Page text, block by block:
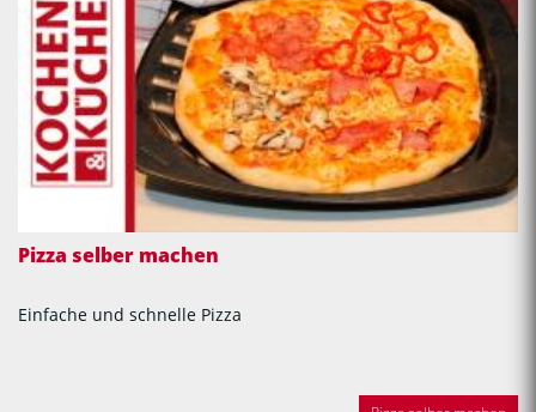
Pizza selber machen
Einfache und schnelle Pizza